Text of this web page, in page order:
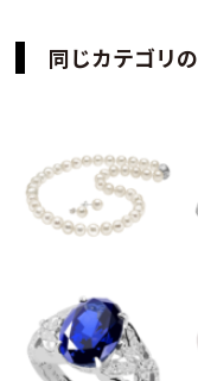
同じカテゴリ